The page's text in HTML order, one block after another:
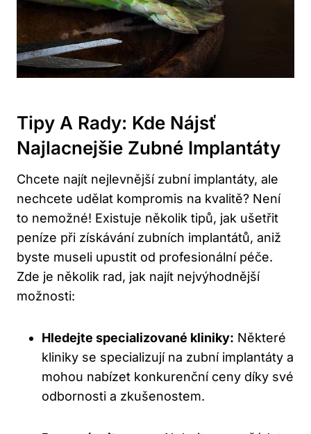
Tipy A Rady: Kde Nájsť
Najlacnejšie Zubné Implantáty
Chcete najít nejlevnější zubní implantáty, ale
nechcete udělat kompromis na kvalitě? Není
to nemožné! Existuje několik tipů, jak ušetřit
peníze při získávání zubních implantátů, aniž
byste museli upustit od profesionální péče.
Zde je několik rad, jak najít nejvýhodnější
možnosti:
Hledejte specializované kliniky: Některé
kliniky se specializují na zubní implantáty a
mohou nabízet konkurenční ceny díky své
odbornosti a zkušenostem.